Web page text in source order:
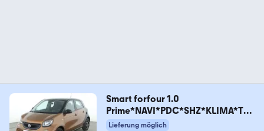
Smart forfour 1.0
Prime*NAVI*PDC*SHZ*KLIMA*TE
MPO*
Lieferung möglich